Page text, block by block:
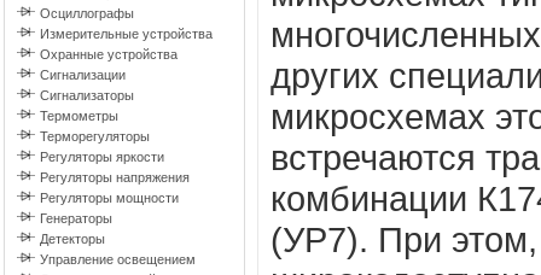
Осциллографы
Измерительные устройства
Охранные устройства
Сигнализации
Сигнализаторы
Термометры
Терморегуляторы
Регуляторы яркости
Регуляторы напряжения
Регуляторы мощности
Генераторы
Детекторы
Управление освещением
других
микросхемах
встречаются
комбинации
(УР7). При